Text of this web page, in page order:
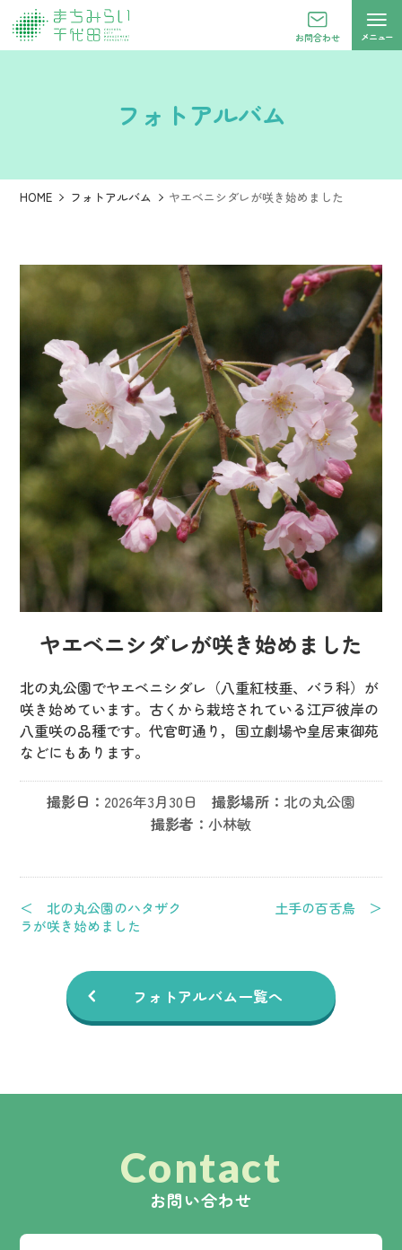
お問合わせ メニュー
フォトアルバム
HOME フォトアルバム ヤエベニシダレが咲き始めました
ヤエベニシダレが咲き始めました
北の丸公園でヤエベニシダレ（八重紅枝垂、バラ科）が
咲き始めています。古くから栽培されている江戸彼岸の
八重咲の品種です。代官町通り，国立劇場や皇居東御苑
などにもあります。
撮影日： 2026年3月30日 撮影場所： 北の丸公園
撮影者： 小林敏
＜ 北の丸公園のハタザク
ラが咲き始めました
土手の百舌鳥 ＞
フォトアルバム一覧へ
Contact
お問い合わせ